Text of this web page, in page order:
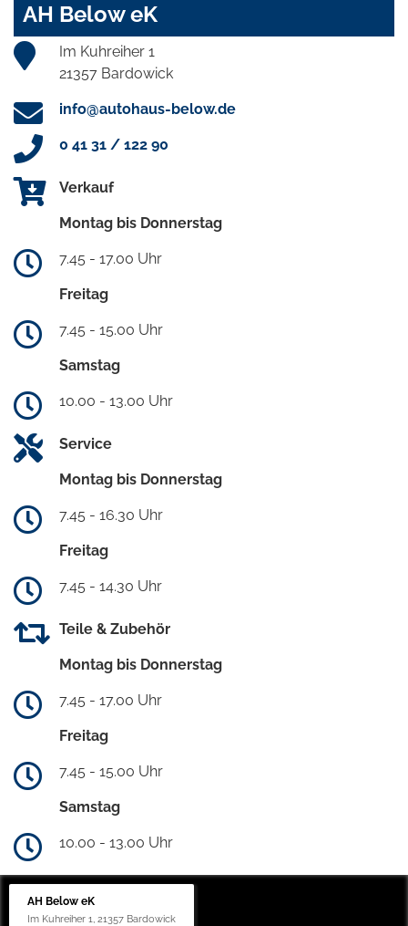
AH Below eK
Im Kuhreiher 1
21357 Bardowick
info@autohaus-below.de
0 41 31 / 122 90
Verkauf
Montag bis Donnerstag
7.45 - 17.00 Uhr
Freitag
7.45 - 15.00 Uhr
Samstag
10.00 - 13.00 Uhr
Service
Montag bis Donnerstag
7.45 - 16.30 Uhr
Freitag
7.45 - 14.30 Uhr
Teile & Zubehör
Montag bis Donnerstag
7.45 - 17.00 Uhr
Freitag
7.45 - 15.00 Uhr
Samstag
10.00 - 13.00 Uhr
AH Below eK
Im Kuhreiher 1, 21357 Bardowick